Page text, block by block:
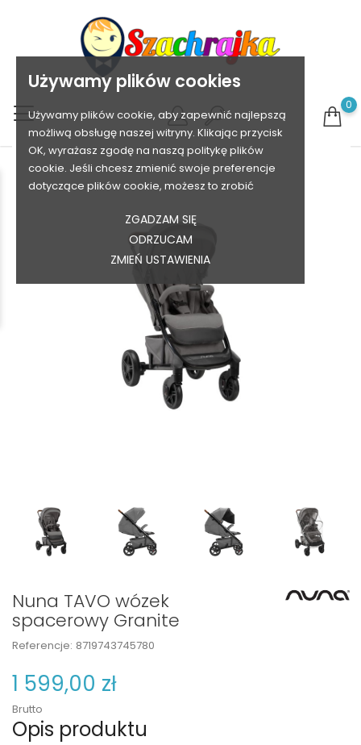
Używamy plików cookies
Używamy plików cookie, aby zapewnić najlepszą
możliwą obsługę naszej witryny. Klikając przycisk
OK, wyrażasz zgodę na naszą politykę plików
cookie. Jeśli chcesz zmienić swoje preferencje
dotyczące plików cookie, możesz to zrobić
ZGADZAM SIĘ
ODRZUCAM
ZMIEŃ USTAWIENIA
0
Nuna TAVO wózek
spacerowy Granite
Referencje: 8719743745780
1 599,00 zł
Brutto
Opis produktu